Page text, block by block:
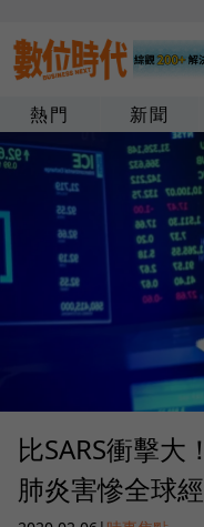
熱門 新聞
比SARS衝擊大
肺炎害慘全球